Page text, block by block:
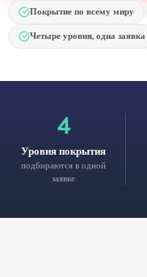
Покрытие по всему миру
Четыре уровня, одна заявка
4
Уровня покрытия
подбираются в одной
заявке